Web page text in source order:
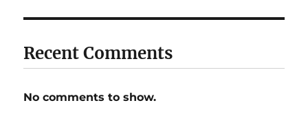
Recent Comments
No comments to show.